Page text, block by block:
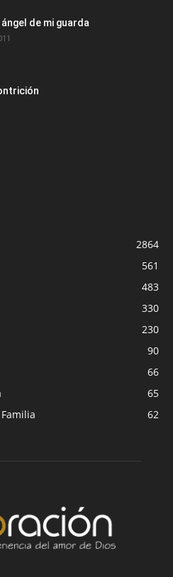
de mi guarda
2864
561
483
330
230
90
66
65
62